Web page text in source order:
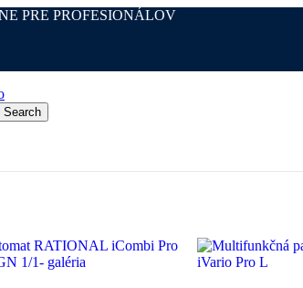
PRE PROFESIONÁLOV
Search